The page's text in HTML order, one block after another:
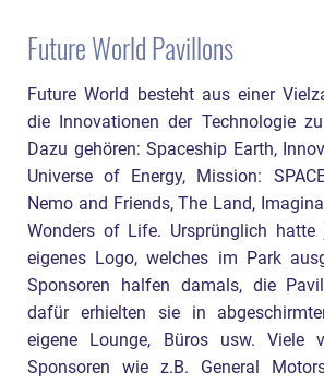
Future World Pavillons
Future World besteht aus einer
die Innovationen der Technologie
Dazu gehören: Spaceship Earth,
Universe of Energy, Mission:
Nemo and Friends, The Land,
Wonders of Life. Ursprünglich hatte
eigenes Logo, welches im Park
Sponsoren halfen damals, die
dafür erhielten sie in
eigene Lounge, Büros usw. Viele
Sponsoren wie z.B. General